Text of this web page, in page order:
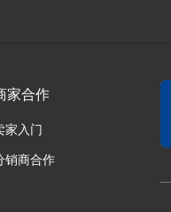
家合作
家入门
销商合作